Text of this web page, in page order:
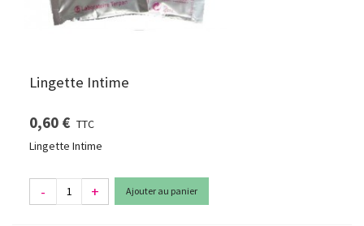
Lingette Intime
0,60 € TTC
Lingette Intime
- + Ajouter au panier